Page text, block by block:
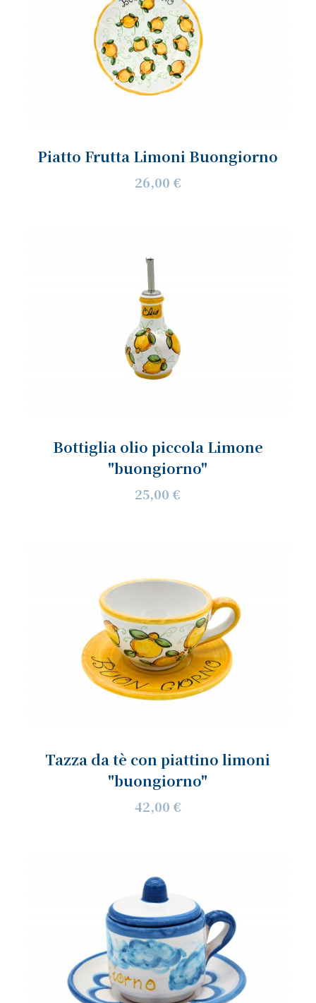
Piatto Frutta Limoni Buongiorno
26,00 €
Bottiglia olio piccola Limone
"buongiorno"
25,00 €
Tazza da tè con piattino limoni
"buongiorno"
42,00 €